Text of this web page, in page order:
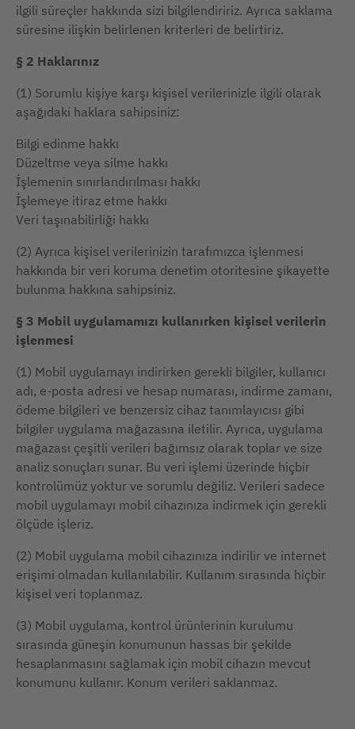
ilgili süreçler hakkında sizi bilgilendiririz. Ayrıca saklama
süresine ilişkin belirlenen kriterleri de belirtiriz.
§ 2 Haklarınız
(1) Sorumlu kişiye karşı kişisel verilerinizle ilgili olarak
aşağıdaki haklara sahipsiniz:
Bilgi edinme hakkı
Düzeltme veya silme hakkı
İşlemenin sınırlandırılması hakkı
İşlemeye itiraz etme hakkı
Veri taşınabilirliği hakkı
(2) Ayrıca kişisel verilerinizin tarafımızca işlenmesi
hakkında bir veri koruma denetim otoritesine şikayette
bulunma hakkına sahipsiniz.
§ 3 Mobil uygulamamızı kullanırken kişisel verilerin
işlenmesi
(1) Mobil uygulamayı indirirken gerekli bilgiler, kullanıcı
adı, e-posta adresi ve hesap numarası, indirme zamanı,
ödeme bilgileri ve benzersiz cihaz tanımlayıcısı gibi
bilgiler uygulama mağazasına iletilir. Ayrıca, uygulama
mağazası çeşitli verileri bağımsız olarak toplar ve size
analiz sonuçları sunar. Bu veri işlemi üzerinde hiçbir
kontrolümüz yoktur ve sorumlu değiliz. Verileri sadece
mobil uygulamayı mobil cihazınıza indirmek için gerekli
ölçüde işleriz.
(2) Mobil uygulama mobil cihazınıza indirilir ve internet
erişimi olmadan kullanılabilir. Kullanım sırasında hiçbir
kişisel veri toplanmaz.
(3) Mobil uygulama, kontrol ürünlerinin kurulumu
sırasında güneşin konumunun hassas bir şekilde
hesaplanmasını sağlamak için mobil cihazın mevcut
konumunu kullanır. Konum verileri saklanmaz.